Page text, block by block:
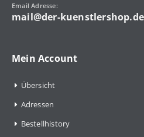
Email Adresse:
mail@der-kuenstlershop.de
Mein Account
Übersicht
Adressen
Bestellhistory